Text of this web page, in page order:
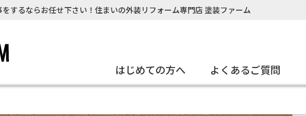
するならお任せ下さい！住まいの外装リフォーム専門店 塗装ファーム
はじめての方へ よくあるご質問